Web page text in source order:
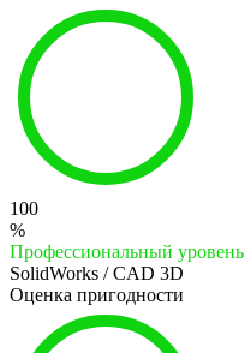
100
%
Профессиональный уровень
SolidWorks / CAD 3D
Оценка пригодности